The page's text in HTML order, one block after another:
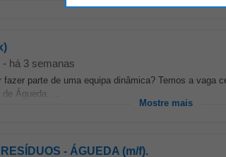
- há 3 semanas
fazer parte de uma equipa dinâmica? Temos a vaga
Águeda. ...
Mostre mais
- ÁGUEDA (m/f).